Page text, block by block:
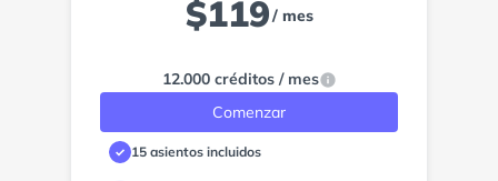
$119/ mes
12.000 créditos / mes
Comenzar
✓ 15 asientos incluidos